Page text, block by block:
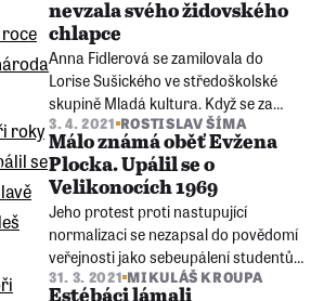
nevzala svého židovského
chlapce
Anna Fidlerová se zamilovala do
Lorise Sušického ve středoškolské
skupině Mladá kultura. Když se za
války ukrýval na Kolínsku, jezdila za
ním každý víkend na kole z Prahy. Při
loučení před jeho transportem do
Terezína si oba mysleli, že se po čase
shledají.
3. 4. 2021 ROSTISLAV ŠÍMA
Málo známá oběť Evžena
Plocka. Upálil se o
Velikonocích 1969
Jeho protest proti nastupující
normalizaci se nezapsal do povědomí
veřejnosti jako sebeupálení studentů
Jana Palacha a Jana Zajíce. Jihlavou
31. 3. 2021 MIKULÁŠ KROUPA
Estébáci lámali